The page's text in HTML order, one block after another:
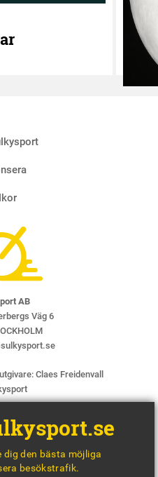
AB
Väg 6
Claes Freidenvall
dig den bästa möjliga
besökstrafik.